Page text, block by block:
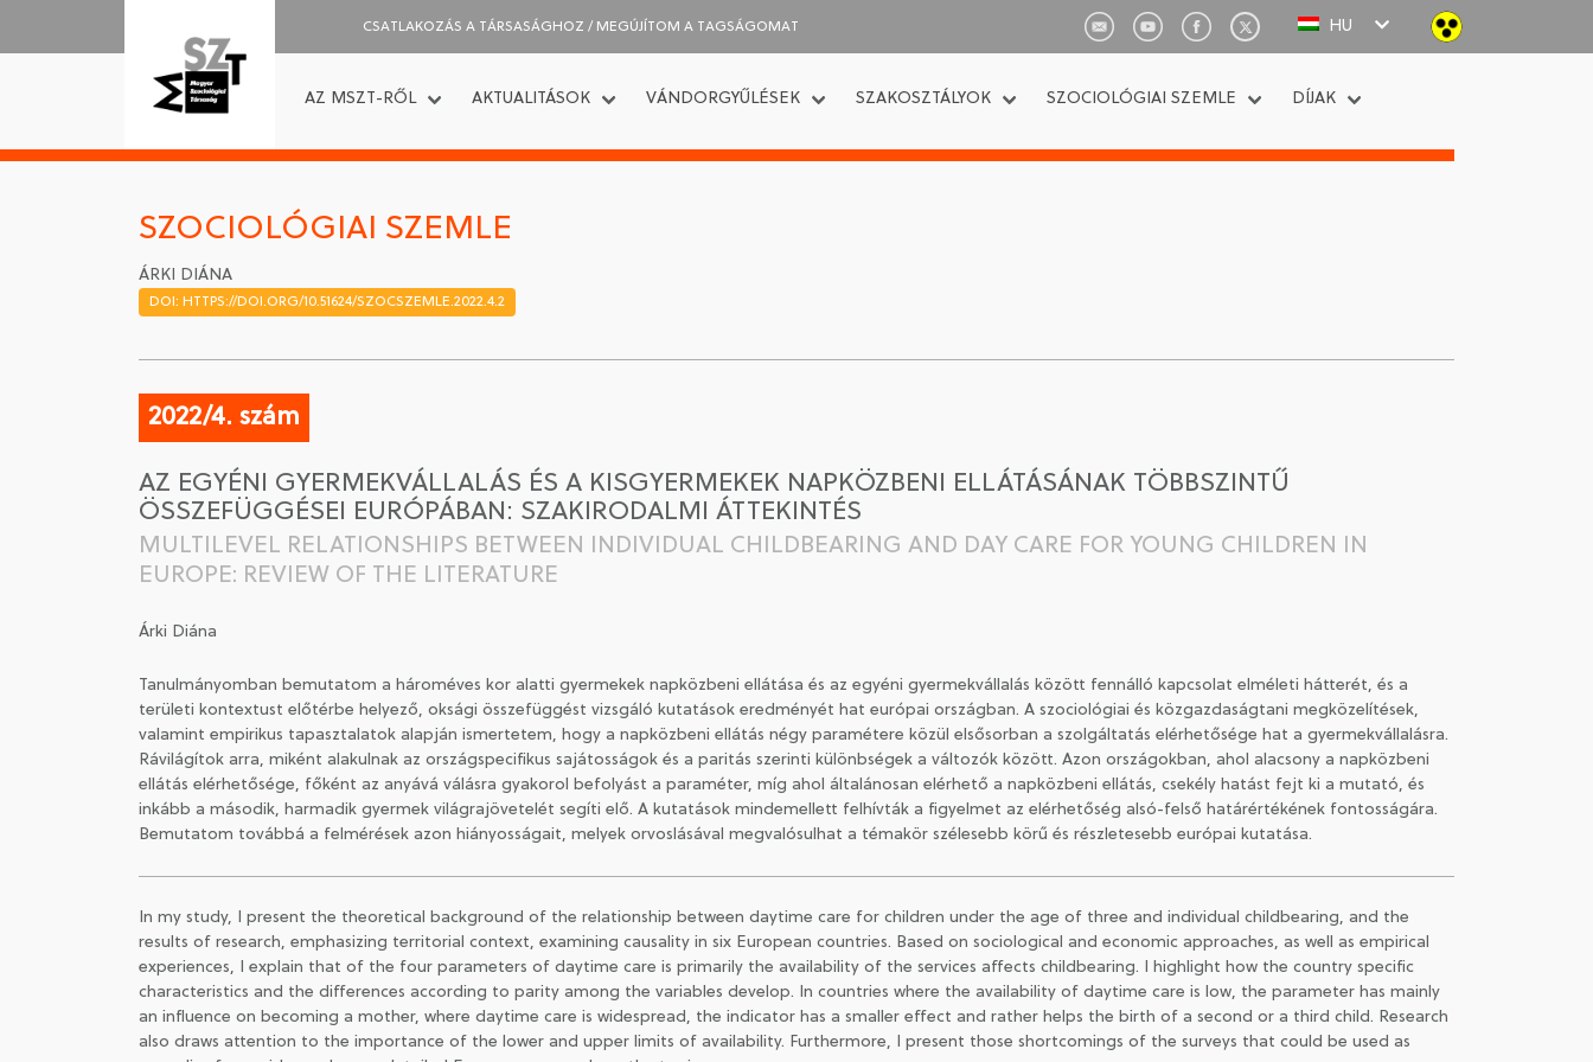
CSATLAKOZÁS A TÁRSASÁGHOZ / MEGÚJÍTOM A TAGSÁGOMAT HU
AZ MSZT-RŐL AKTUALITÁSOK VÁNDORGYŰLÉSEK SZAKOSZTÁLYOK SZOCIOLÓGIAI SZEMLE DÍJAK
SZOCIOLÓGIAI SZEMLE
ÁRKI DIÁNA
DOI: HTTPS://DOI.ORG/10.51624/SZOCSZEMLE.2022.4.2
2022/4. szám
AZ EGYÉNI GYERMEKVÁLLALÁS ÉS A KISGYERMEKEK NAPKÖZBENI ELLÁTÁSÁNAK TÖBBSZINTŰ
ÖSSZEFÜGGÉSEI EURÓPÁBAN: SZAKIRODALMI ÁTTEKINTÉS
MULTILEVEL RELATIONSHIPS BETWEEN INDIVIDUAL CHILDBEARING AND DAY CARE FOR YOUNG CHILDREN IN
EUROPE: REVIEW OF THE LITERATURE
Árki Diána
Tanulmányomban bemutatom a hároméves kor alatti gyermekek napközbeni ellátása és az egyéni gyermekvállalás között fennálló kapcsolat elméleti hátterét, és a
területi kontextust előtérbe helyező, oksági összefüggést vizsgáló kutatások eredményét hat európai országban. A szociológiai és közgazdaságtani megközelítések,
valamint empirikus tapasztalatok alapján ismertetem, hogy a napközbeni ellátás négy paramétere közül elsősorban a szolgáltatás elérhetősége hat a gyermekvállalásra.
Rávilágítok arra, miként alakulnak az országspecifikus sajátosságok és a paritás szerinti különbségek a változók között. Azon országokban, ahol alacsony a napközbeni
ellátás elérhetősége, főként az anyává válásra gyakorol befolyást a paraméter, míg ahol általánosan elérhető a napközbeni ellátás, csekély hatást fejt ki a mutató, és
inkább a második, harmadik gyermek világrajövetelét segíti elő. A kutatások mindemellett felhívták a figyelmet az elérhetőség alsó-felső határértékének fontosságára.
Bemutatom továbbá a felmérések azon hiányosságait, melyek orvoslásával megvalósulhat a témakör szélesebb körű és részletesebb európai kutatása.
In my study, I present the theoretical background of the relationship between daytime care for children under the age of three and individual childbearing, and the
results of research, emphasizing territorial context, examining causality in six European countries. Based on sociological and economic approaches, as well as empirical
experiences, I explain that of the four parameters of daytime care is primarily the availability of the services affects childbearing. I highlight how the country specific
characteristics and the differences according to parity among the variables develop. In countries where the availability of daytime care is low, the parameter has mainly
an influence on becoming a mother, where daytime care is widespread, the indicator has a smaller effect and rather helps the birth of a second or a third child. Research
also draws attention to the importance of the lower and upper limits of availability. Furthermore, I present those shortcomings of the surveys that could be used as